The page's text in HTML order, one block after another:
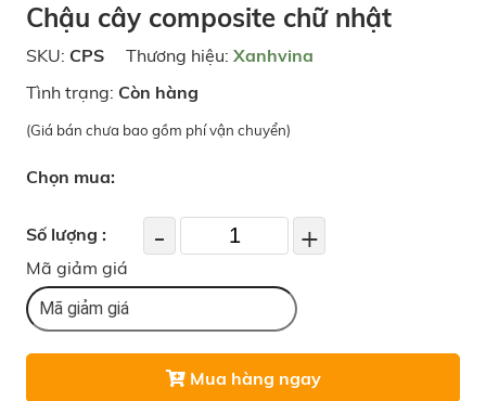
Chậu cây composite chữ nhật
SKU: CPS Thương hiệu: Xanhvina
Tình trạng: Còn hàng
(Giá bán chưa bao gồm phí vận chuyển)
Chọn mua:
Số lượng : - +
Mã giảm giá
Mua hàng ngay